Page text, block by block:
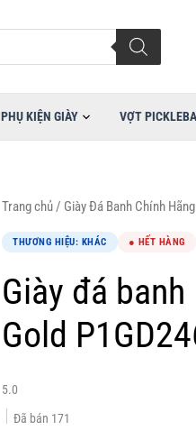
PHỤ KIỆN GIÀY VỢT
Trang chủ/ Giày Đá Banh Chính Hãng
THƯƠNG HIỆU: KHÁC ● HẾT HÀNG
Giày đá
Gold
5.0
Đã bán 171